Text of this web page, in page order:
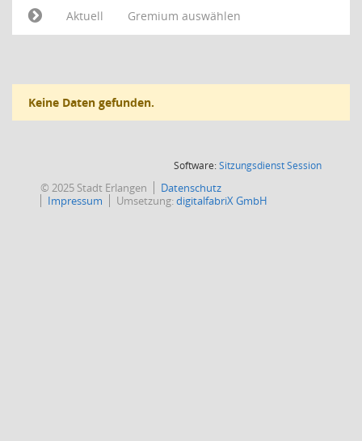
Aktuell
Gremium auswählen
Keine Daten gefunden.
Software:SitzungsdienstSession(Wird in
© 2025 Stadt Erlangen
Datenschutz
Impressum
Umsetzung:digitalfabriX GmbH